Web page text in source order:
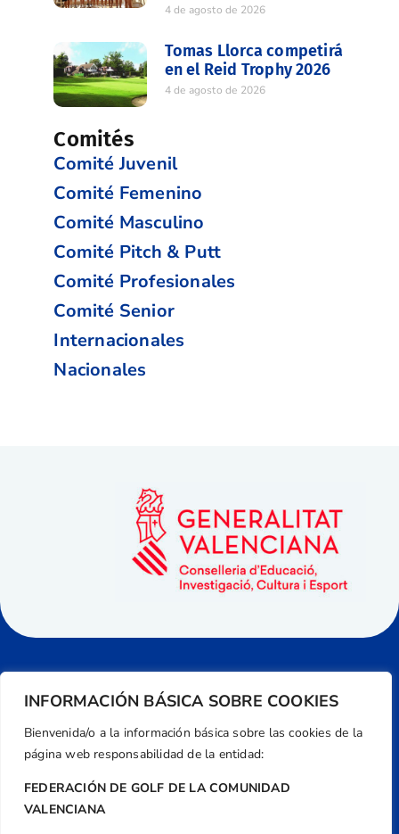
INFORMACIÓN BÁSICA SOBRE COOKIES
Bienvenida/o a la información básica sobre las cookies de la
página web responsabilidad de la entidad:
FEDERACIÓN DE GOLF DE LA COMUNIDAD
VALENCIANA
4 de agosto de 2026
Tomas Llorca competirá
en el Reid Trophy 2026
4 de agosto de 2026
Comités
Comité Juvenil
Comité Femenino
Comité Masculino
Comité Pitch & Putt
Comité Profesionales
Comité Senior
Internacionales
Nacionales